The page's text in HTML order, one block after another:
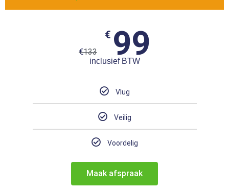
€133
€ 99
inclusief BTW
Vlug
Veilig
Voordelig
Maak afspraak